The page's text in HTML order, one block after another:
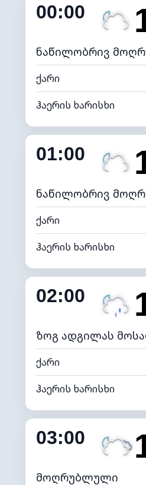
00:00
ნაწილობრივ
ქარი
ჰაერის ხარისხი
შიდა ტენიანობა
ნამის წერტილი
განათების ინდექსი
01:00
ნაწილობრივ
ქარი
ჰაერის ხარისხი
შიდა ტენიანობა
ნამის წერტილი
განათების ინდექსი
02:00
ზოგ ადგილას
ქარი
ჰაერის ხარისხი
შიდა ტენიანობა
ნამის წერტილი
განათების ინდექსი
03:00
მოღრუბლული